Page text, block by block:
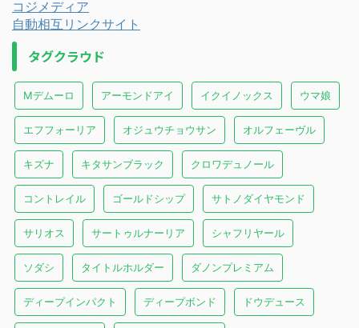
コジメディア
自動相互リンクサイト
タグクラウド
Mデムーロ アーモンドアイ イクイノックス ウマ娘
エフフォーリア オジュウチョウサン オルフェーヴル
キズナ キタサンブラック クロワデュノール
コントレイル ゴールドシップ サトノダイヤモンド
サリオス サートゥルナーリア シャフリヤール
ソダシ タイトルホルダー ダノンプレミアム
ディープインパクト ディープボンド ドウデュース